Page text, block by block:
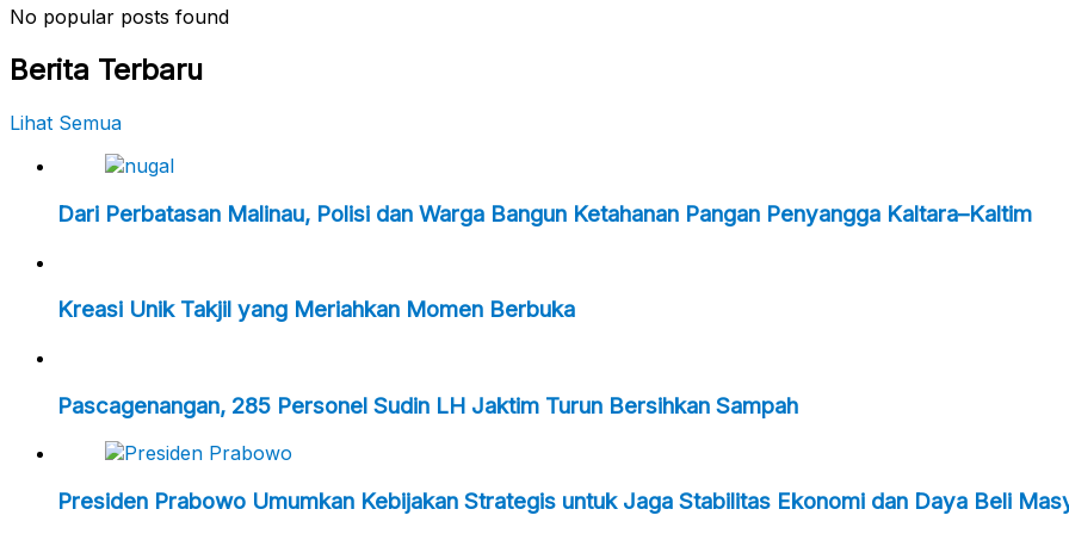
No popular posts found
Berita Terbaru
Lihat Semua
Dari Perbatasan Malinau, Polisi dan Warga Bangun Ketahanan Pangan Penyangga Kaltara–Kaltim
Kreasi Unik Takjil yang Meriahkan Momen Berbuka
Pascagenangan, 285 Personel Sudin LH Jaktim Turun Bersihkan Sampah
Presiden Prabowo Umumkan Kebijakan Strategis untuk Jaga Stabilitas Ekonomi dan Daya Beli